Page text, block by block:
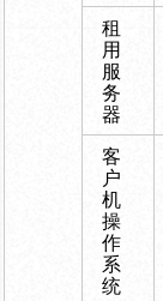
租
用
服
务
器
客
户
机
操
作
系
统